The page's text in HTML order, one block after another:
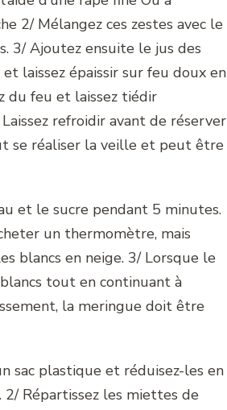
2/ Mélangez ces zestes avec le
3/ Ajoutez ensuite le jus des
laissez épaissir sur feu doux en
du feu et laissez tiédir
refroidir avant de réserver
se réaliser la veille et peut être
et le sucre pendant 5 minutes.
un thermomètre, mais
blancs en neige. 3/ Lorsque le
tout en continuant à
la meringue doit être
sac plastique et réduisez-les en
Répartissez les miettes de